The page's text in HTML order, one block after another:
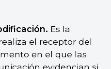
Es la
el receptor del
en el que las
evidencian si